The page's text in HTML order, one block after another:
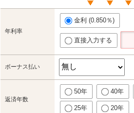
年利率
金利 (0.850％)
直接入力する
ボーナス払い
返済年数
50年 40年
25年 20年